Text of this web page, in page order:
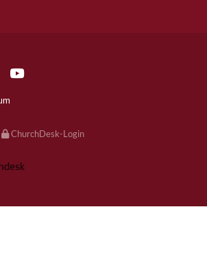
ChurchDesk-Login